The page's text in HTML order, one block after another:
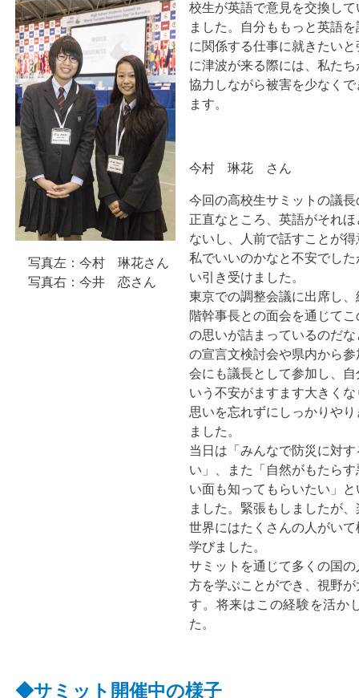
写真左：今村 琳花さん
写真右：今井 恋さん
校生が英語で意見を交換し
ました。自分ももっと英語
に関係する仕事に就きたい
に津波が来る際には、私た
協力しながら被害を少なく
ます。
今村 琳花 さん
今回の高校生サミットの議
正直なところ、英語がそれ
ないし、人前で話すことが
私でいいのかなと不安でし
い引き受けました。
東京での調整会議に出席し
階幹事長との面会を通じて
の思いが詰まっているのだ
の宣言文検討会や県内から
会にも議長として参加し、
いう不安がますます大きく
思いを忘れずにしっかりや
ました。
当日は「みんなで防災に対
い」、また「自然がもたら
い面も知ってもらいたい」
ました。緊張もしましたが
世界にはたくさんの人がい
学びました。
サミットを通じて多くの国
方を学ぶことができ、視野
す。将来はこの経験を活か
た。
◆サミット開催中の様子